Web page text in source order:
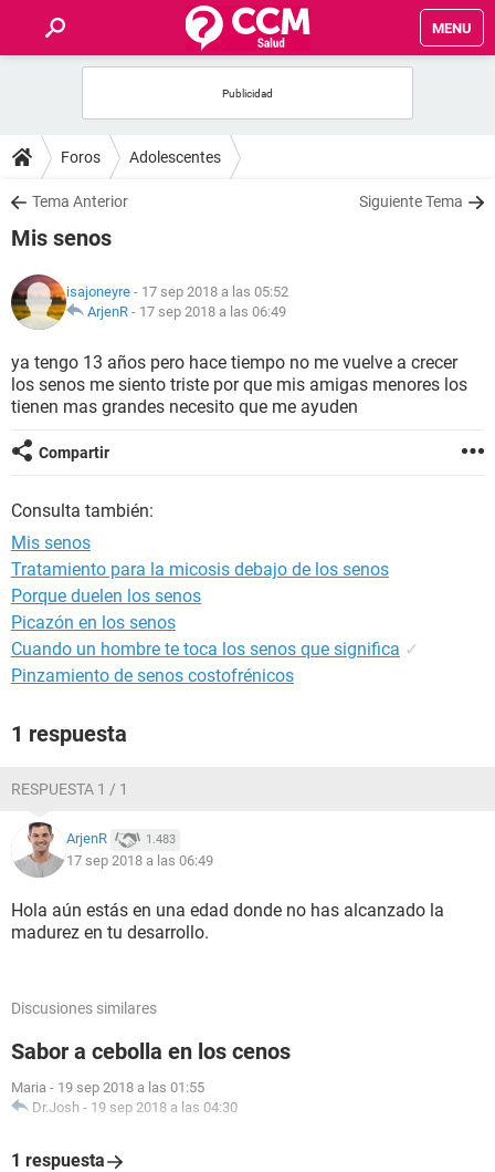
MENU
FOROS
SALUD
NUTRICIÓN
BIENESTAR
Foros Adolescentes
Tema Anterior Siguiente Tema
Mis senos
isajoneyre - 17 sep 2018 a las 05:52
ArjenR - 17 sep 2018 a las 06:49
ya tengo 13 años pero hace tiempo no me vuelve a crecer
los senos me siento triste por que mis amigas menores los
tienen mas grandes necesito que me ayuden
Compartir
Consulta también:
Mis senos
Tratamiento para la micosis debajo de los senos
Porque duelen los senos
Picazón en los senos
Cuando un hombre te toca los senos que significa ✓
Pinzamiento de senos costofrénicos
1 respuesta
RESPUESTA 1 / 1
ArjenR 1.483
17 sep 2018 a las 06:49
Hola aún estás en una edad donde no has alcanzado la
madurez en tu desarrollo.
Discusiones similares
Sabor a cebolla en los cenos
Maria - 19 sep 2018 a las 01:55
Dr.Josh - 19 sep 2018 a las 04:30
1 respuesta